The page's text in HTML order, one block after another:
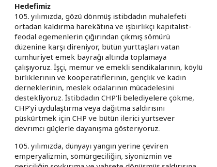
Hedefimiz
105. yılımızda, gözü dönmüş istibdadın muhalefeti
ortadan kaldırma harekâtına ve işbirlikçi kapitalist-
feodal egemenlerin çığırından çıkmış sömürü
düzenine karşı direniyor, bütün yurttaşları vatan
cumhuriyet emek bayrağı altında toplamaya
çalışıyoruz. İşçi, memur ve emekli sendikalarının, köylü
birliklerinin ve kooperatiflerinin, gençlik ve kadın
derneklerinin, meslek odalarının mücadelesini
destekliyoruz. İstibdadın CHP’li belediyelere çökme,
CHP’yi uydulaştırma veya dağıtma saldırısını
püskürtmek için CHP ve bütün ilerici yurtsever
devrimci güçlerle dayanışma gösteriyoruz.
105. yılımızda, dünyayı yangın yerine çeviren
emperyalizmin, sömürgeciliğin, siyonizmin ve